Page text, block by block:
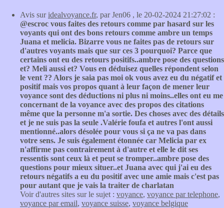
Avis suridealvoyance.fr, par Jen06 , le 20-02-2024 21:27:02 :
@escroc vous faites des retours comme par hasard sur les
voyants qui ont des bons retours comme ambre un temps
Juana et melicia. Bizarre vous ne faites pas de retours sur
d'autres voyants mais que sur ces 3 pourquoi? Parce que
certains ont eu des retours positifs..ambre pose des questions
et? Meli aussi et? Vous en déduisez quelles répondent selon
le vent ?? Alors je saia pas moi ok vous avez eu du négatif et
positif mais vos propos quant à leur façon de mener leur
voyance sont des déductions ni plus ni moins..elles ont eu me
concernant de la voyance avec des propos des citations
même que la personne m'a sortie. Des choses avec des détails
et je ne suis pas la seule .Valérie foufa et autres l'ont aussi
mentionné..alors désolée pour vous si ça ne va pas dans
votre sens. Je suis également étonnée car Melicia par ex
n'affirme pas contrairement à d'autre et elle le dit ses
ressentis sont ceux là et peut se tromper..ambre pose des
questions pour mieux situer..et Juana avec qui j'ai eu des
retours négatifs a eu du positif avec une amie mais c'est pas
pour autant que je vais la traiter de charlatan
Voir d'autres sites sur le sujet : voyance, voyance par telephone,
voyance par email, voyance suisse, voyance belgique